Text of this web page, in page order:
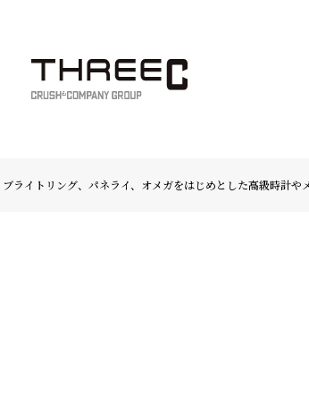
ライトリング、パネライ、オメガをはじめとした高級時計や